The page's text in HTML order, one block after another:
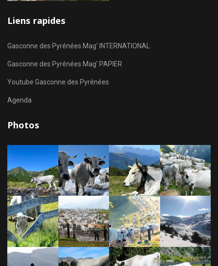
Liens rapides
Gasconne des Pyrénées Mag' INTERNATIONAL
Gasconne des Pyrénées Mag' PAPIER
Youtube Gasconne des Pyrénées
Agenda
Photos